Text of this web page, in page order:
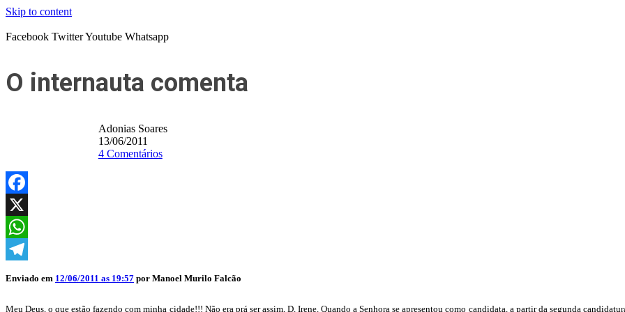
Skip to content
Facebook TwitterYoutube Whatsapp
O internauta comenta
Adonias Soares
13/06/2011
4 Comentários
Facebook
X
WhatsApp
Enviado em 12/06/2011 as 19:57 por Manoel Murilo Falcão
Meu Deus, o que estão fazendo com minha cidade!!! Não era prá ser assim, D. Irene. Quando a Senhora se apresentou como candidata, a partir da segunda